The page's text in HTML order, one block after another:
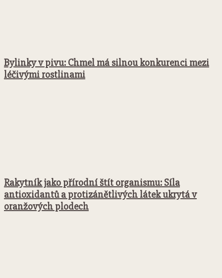
Bylinky v pivu: Chmel má silnou konkurenci mezi
léčivými rostlinami
Rakytník jako přírodní štít organismu: Síla
antioxidantů a protizánětlivých látek ukrytá v
oranžových plodech